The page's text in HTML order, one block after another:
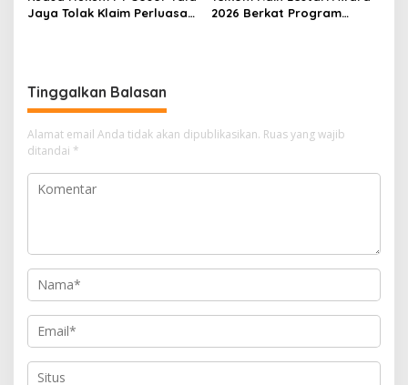
Jaya Tolak Klaim Perluasan
2026 Berkat Program
Tinggalkan Balasan
Alamat email Anda tidak akan dipublikasikan. Ruas yang wajib
ditandai *